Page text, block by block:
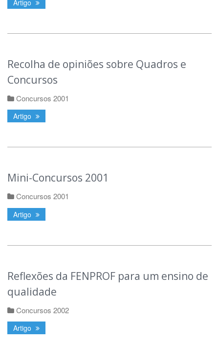
Artigo
Recolha de opiniões sobre Quadros e
Concursos
Concursos 2001
Artigo
Mini-Concursos 2001
Concursos 2001
Artigo
Reflexões da FENPROF para um ensino de
qualidade
Concursos 2002
Artigo